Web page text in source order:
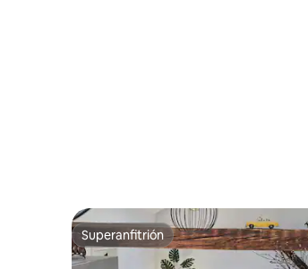
Superanfitrión
Superanfitrión